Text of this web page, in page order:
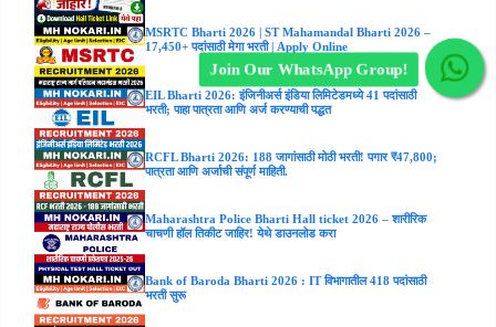
MSRTC Bharti 2026 | ST Mahamandal Bharti 2026 –
17,450+ पदांसाठी मेगा भरती | Apply Online
EIL Bharti 2026: इंजिनीअर्स इंडिया लिमिटेडमध्ये 41 पदांसाठी
भरती; पाहा पात्रता आणि अर्ज करण्याची पद्धत
RCFL Bharti 2026: 188 जागांसाठी मोठी भरती! पगार ₹47,800;
पात्रता आणि अर्जाची संपूर्ण माहिती.
Maharashtra Police Bharti Hall ticket 2026 – शारीरिक
चाचणी हॉल तिकीट जाहिर! येथे डाउनलोड करा
Bank of Baroda Bharti 2026 : IT विभागातील 418 पदांसाठी
भरती सुरू
Join Our WhatsApp Group!